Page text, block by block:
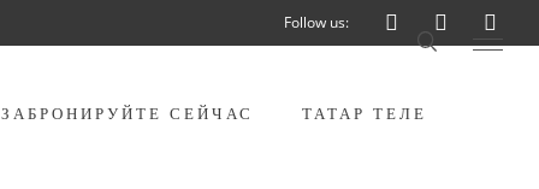
Follow us:
ЗАБРОНИРУЙТЕ СЕЙЧАС ТАТАР ТЕЛЕ